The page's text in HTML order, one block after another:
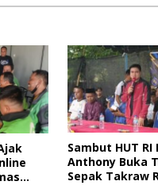
Sambut HUT RI
Anthony Buka
Sepak Takraw